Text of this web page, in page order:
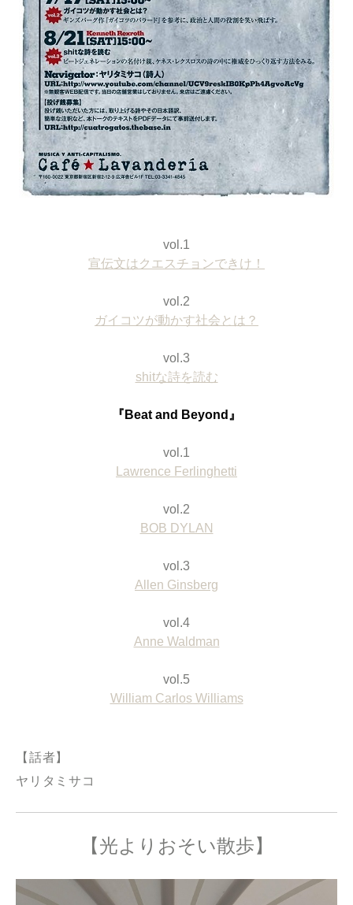
vol.1
宣伝文はクエスチョンできけ！
vol.2
ガイコツが動かす社会とは？
vol.3
shitな詩を読む
『Beat and Beyond』
vol.1
Lawrence Ferlinghetti
vol.2
BOB DYLAN
vol.3
Allen Ginsberg
vol.4
Anne Waldman
vol.5
William Carlos Williams
【話者】
ヤリタミサコ
【光よりおそい散歩】